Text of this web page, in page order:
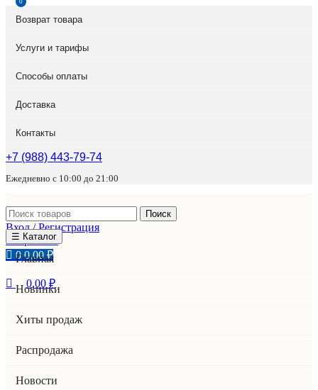
Возврат товара
Услуги и тарифы
Способы оплаты
Доставка
Контакты
+7 (988) 443-79-74
Ежедневно с 10:00 до 21:00
Поиск
Вход / Регистрация
Избранное
00,00₽
0
0,00 ₽
☰ Каталог
Главная
Новинки
Хиты продаж
Распродажа
Новости